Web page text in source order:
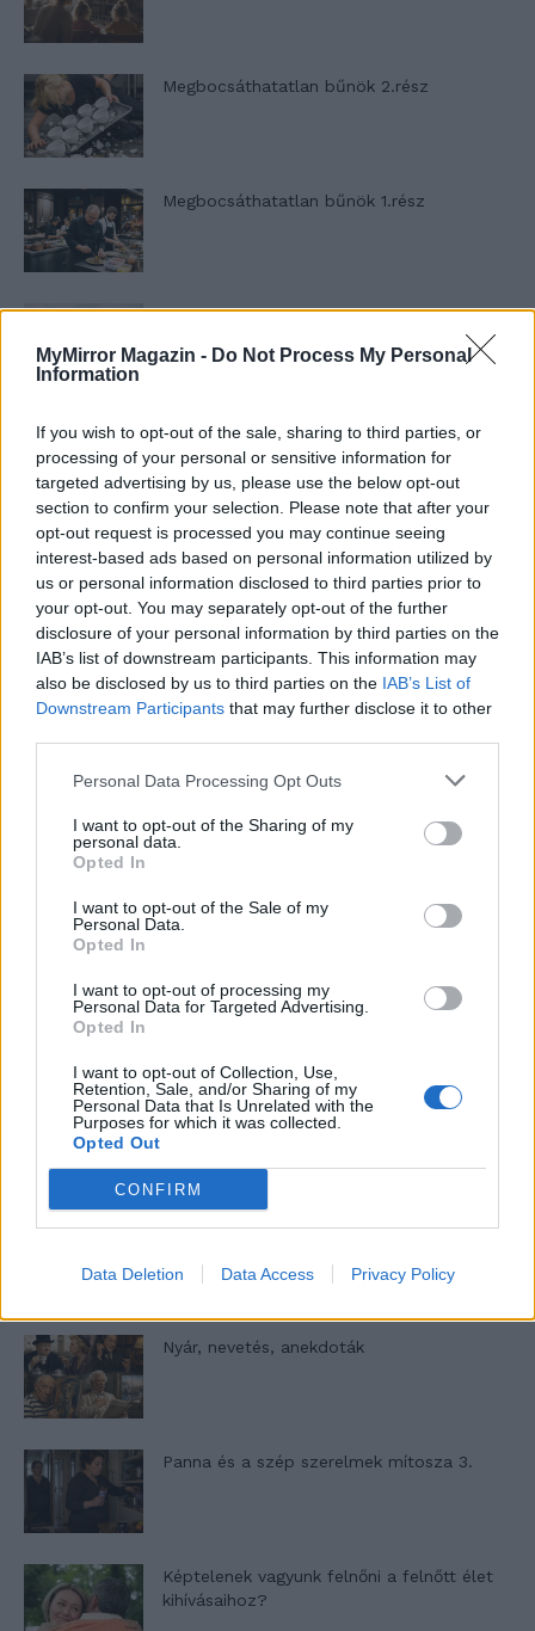
MyMirror Magazin - Do Not Process My Personal
Information
If you wish to opt-out of the sale, sharing to third parties, or
processing of your personal or sensitive information for
targeted advertising by us, please use the below opt-out
section to confirm your selection. Please note that after your
opt-out request is processed you may continue seeing
interest-based ads based on personal information utilized by
us or personal information disclosed to third parties prior to
your opt-out. You may separately opt-out of the further
disclosure of your personal information by third parties on the
IAB’s list of downstream participants. This information may
also be disclosed by us to third parties on the IAB’s List of
Downstream Participants that may further disclose it to other
Personal Data Processing Opt Outs
I want to opt-out of the Sharing of my
personal data.
Opted In
I want to opt-out of the Sale of my
Personal Data.
Opted In
I want to opt-out of processing my
Personal Data for Targeted Advertising.
Opted In
I want to opt-out of Collection, Use,
Retention, Sale, and/or Sharing of my
Personal Data that Is Unrelated with the
Purposes for which it was collected.
Opted Out
CONFIRM
Data Deletion Data Access Privacy Policy
Megbocsáthatatlan bűnök 2.rész
Megbocsáthatatlan bűnök 1.rész
Szent Genovéva, a túlélő Franciaország
Minka 12. rész
Minka 11. rész
T. szereti a fiatal lányokat 14. rész
Pedig szóltam… – Miért nem hiszünk a
gyűjteménye
Elyna Robbs: Adéle és az örökölt árnyak
Woody Allen megosztó zsenialitása
A világ legismertebb ruhái
Nyár, nevetés, anekdoták
Panna és a szép szerelmek mítosza 3.
Képtelenek vagyunk felnőni a felnőtt élet
kihívásaihoz?